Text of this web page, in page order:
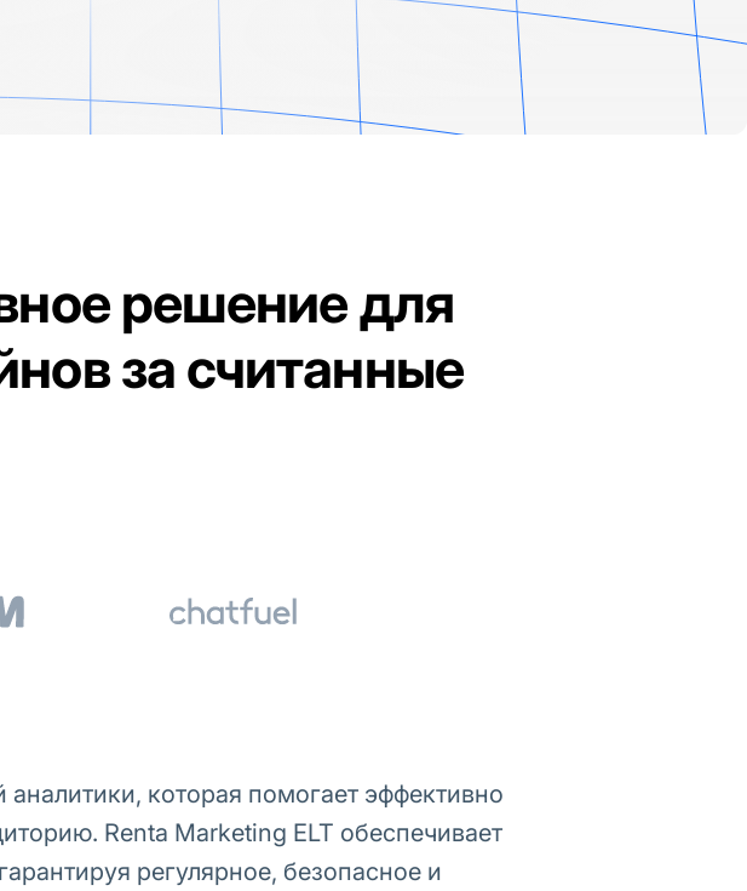
решение для
за считанные
которая помогает эффективно
Renta Marketing ELT обеспечивает
регулярное, безопасное и